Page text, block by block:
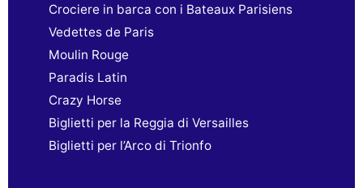
Crociere in barca con i Bateaux Parisiens
Vedettes de Paris
Moulin Rouge
Paradis Latin
Crazy Horse
Biglietti per la Reggia di Versailles
Biglietti per l’Arco di Trionfo